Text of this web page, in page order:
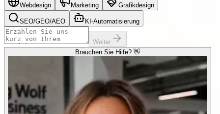
Webdesign Marketing Grafikdesign
SEO/GEO/AEO KI-Automatisierung
Weiter
Brauchen Sie Hilfe? 👋